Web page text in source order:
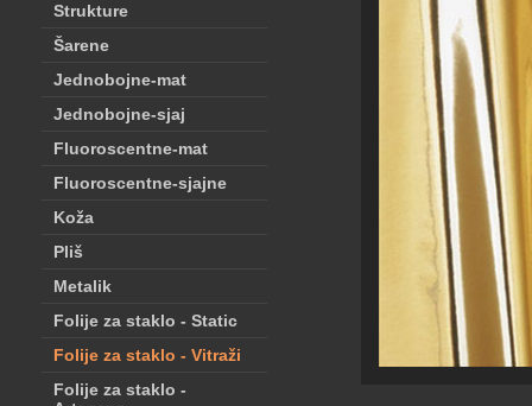
Strukture
Šarene
Jednobojne-mat
Jednobojne-sjaj
Fluoroscentne-mat
Fluoroscentne-sjajne
Koža
Pliš
Metalik
Folije za staklo - Static
Folije za staklo - Vitraži
Folije za staklo -